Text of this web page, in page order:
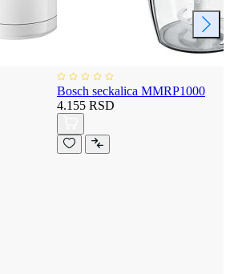
Bosch seckalica MMRP1000
4.155 RSD